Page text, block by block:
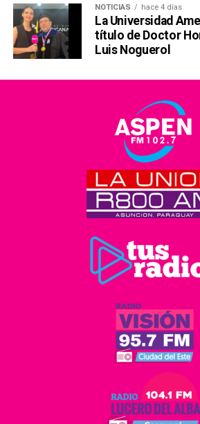
NOTICIAS hace 4 días
La Universidad
título de Doctor
Luis Noguerol